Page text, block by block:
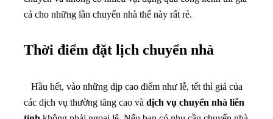
so với ngày thường. Nếu không quá gấp gáp thì hãy lựa
Xe Tải Chuyển Nhà Về
Quê Tại Bình Dương ở